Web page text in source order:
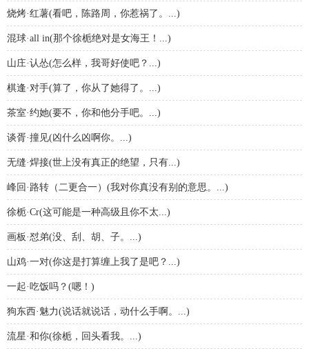
烧烤·红薯(看吧，陈路周，你惹祸了。...)
混球·all in(那个徐栀绝对是女海王！...)
山庄·认怂(怎么样，我哥好使吧？...)
棋逢·对手(算了，你从了她得了。...)
茶室·约她(要不，你和他分手吧。...)
谈胥·撞见(凶什么凶啊你。...)
无缝·焊接(世上没有真正的绝望，只有...)
峰回·路转（二更合一）(我对你真没有别的意思。...)
徐栀·Cr(这可能是一种高级且你不太...)
画板·怼弟(没、刮、胡、子。...)
山鸡·一对(你这是打算缠上我了是吧？...)
一起·吃饭吗？(嗯！)
狗东西·魅力(说话就说话，动什么手啊。...)
流星·和你(徐栀，回头看我。...)